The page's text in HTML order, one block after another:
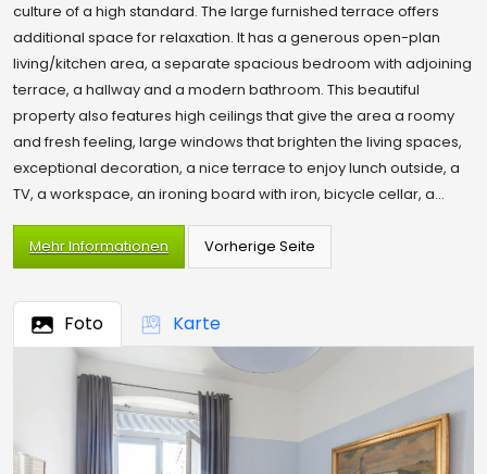
culture of a high standard. The large furnished terrace offers
additional space for relaxation. It has a generous open-plan
living/kitchen area, a separate spacious bedroom with adjoining
terrace, a hallway and a modern bathroom. This beautiful
property also features high ceilings that give the area a roomy
and fresh feeling, large windows that brighten the living spaces,
exceptional decoration, a nice terrace to enjoy lunch outside, a
TV, a workspace, an ironing board with iron, bicycle cellar, a...
Mehr Informationen
Foto Karte